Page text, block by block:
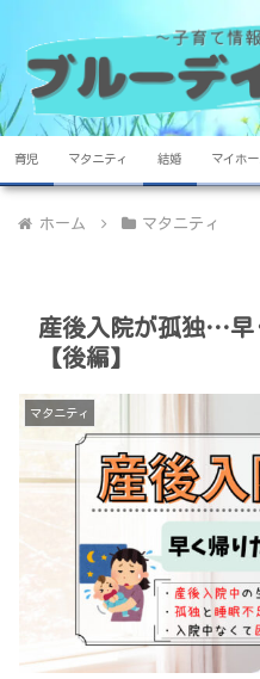
育児 マタニティ 結婚 マイホー
ホーム マタニティ
産後入院が孤独…早
【後編】
マタニティ